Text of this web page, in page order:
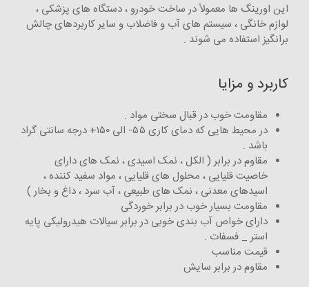
این اورینگ ها معمولاً در ساخت خودرو ، دستگاه های پزشکی ،
لوازم خانگی ، سیستم های آب و فاضلاب و سایر کاربردهای چالش
برانگیز استفاده می شوند .
کاربرد و مزایا
مقاومت خوب در قبال سختی مواد .
در محیط هایی که دمای کاری ۵۵- الی ۱۵۰+ درجه سانتی گراد
باشد .
مقاوم در برابر ( الکل ، نمک اسیدی ، نمک های دارای
خاصیت قلیایی ، محلول های قلیایی ، مواد سفید کننده ،
اسیدهای معدنی ، نمک های طبیعی ، آب سرد ، داغ و بخار )
مقاومت بسیار خوب در برابر خوردگی
دارای خواص آب بندی خوبی در برابر سیالات هیدرولیکی پایه
استر _ فسفات .
قیمت مناسب
مقاوم در برابر سایش